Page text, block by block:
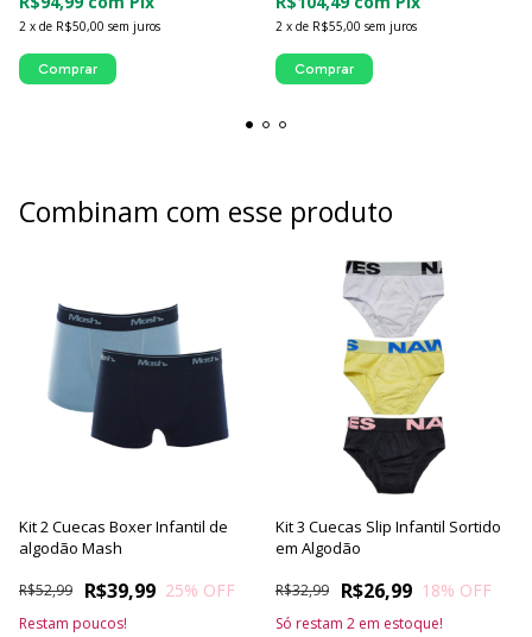
2 x de R$50,00 sem juros
Comprar
2 x de R$55,00 sem juros
Comprar
Combinam com esse produto
Kit 2 Cuecas Boxer Infantil de
algodão Mash
R$39,99
R$52,99 25% OFF
Restam poucos!
Kit 3 Cuecas Slip Infantil Sortido
em Algodão
R$26,99
R$32,99 18% OFF
Só restam 2 em estoque!